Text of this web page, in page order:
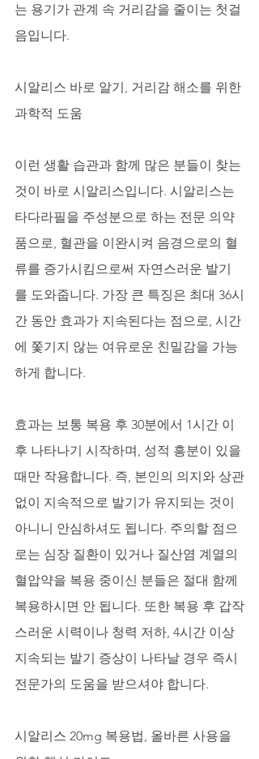
는 용기가 관계 속 거리감을 줄이는 첫걸
음입니다.
시알리스 바로 알기, 거리감 해소를 위한
과학적 도움
이런 생활 습관과 함께 많은 분들이 찾는
것이 바로 시알리스입니다. 시알리스는
타다라필을 주성분으로 하는 전문 의약
품으로, 혈관을 이완시켜 음경으로의 혈
류를 증가시킴으로써 자연스러운 발기
를 도와줍니다. 가장 큰 특징은 최대 36시
간 동안 효과가 지속된다는 점으로, 시간
에 쫓기지 않는 여유로운 친밀감을 가능
하게 합니다.
효과는 보통 복용 후 30분에서 1시간 이
후 나타나기 시작하며, 성적 흥분이 있을
때만 작용합니다. 즉, 본인의 의지와 상관
없이 지속적으로 발기가 유지되는 것이
아니니 안심하셔도 됩니다. 주의할 점으
로는 심장 질환이 있거나 질산염 계열의
혈압약을 복용 중이신 분들은 절대 함께
복용하시면 안 됩니다. 또한 복용 후 갑작
스러운 시력이나 청력 저하, 4시간 이상
지속되는 발기 증상이 나타날 경우 즉시
전문가의 도움을 받으셔야 합니다.
시알리스 20mg 복용법, 올바른 사용을